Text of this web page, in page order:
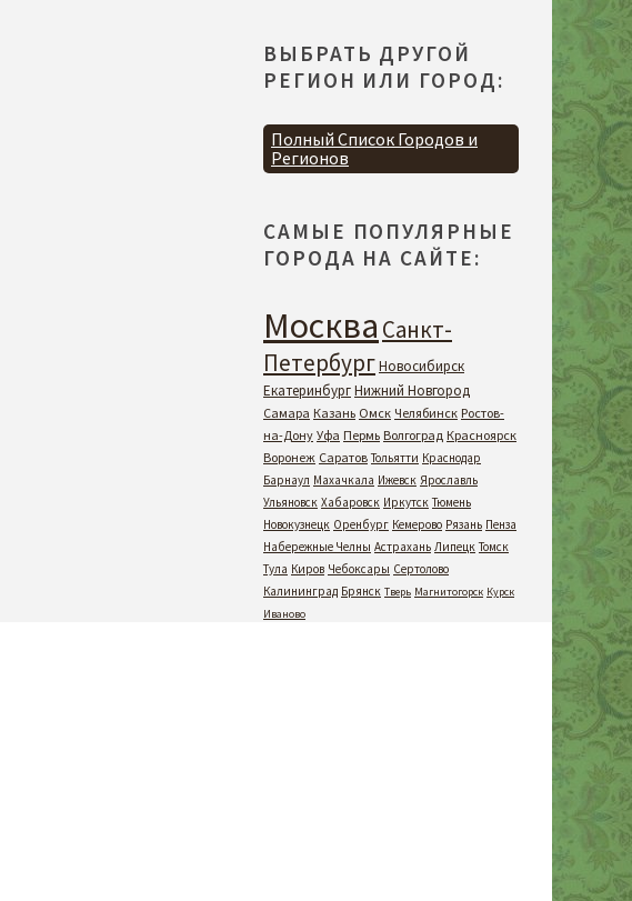
ВЫБРАТЬ ДРУГОЙ
РЕГИОН ИЛИ ГОРОД:
Полный Список Городов и
Регионов
САМЫЕ ПОПУЛЯРНЫЕ
ГОРОДА НА САЙТЕ:
Москва Санкт-
ПетербургНовосибирск
ЕкатеринбургНижний Новгород
Самара Казань Омск Челябинск Ростов-
на-Дону Уфа Пермь Волгоград Красноярск
Воронеж Саратов Тольятти Краснодар
Барнаул Махачкала Ижевск Ярославль
Ульяновск Хабаровск Иркутск Тюмень
Новокузнецк Оренбург Кемерово Рязань Пенза
Набережные Челны Астрахань Липецк Томск
Тула Киров Чебоксары Сертолово
Калининград Брянск Тверь Магнитогорск Курск
Иваново